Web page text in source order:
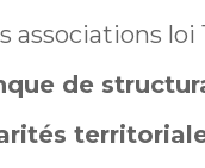
loi
de